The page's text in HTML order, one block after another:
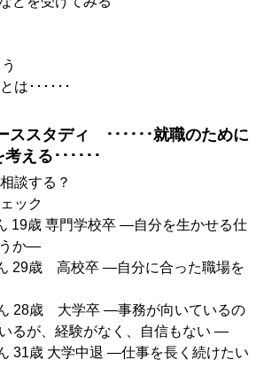
は･･････
スタディ ･･････就職のために
える･･････
談する？
ック
19歳 専門学校卒 —自分を生かせる仕
か—
29歳 高校卒 —自分に合った職場を
28歳 大学卒 —事務が向いているの
るが、経験がなく、自信もない —
31歳 大学中退 —仕事を長く続けたい